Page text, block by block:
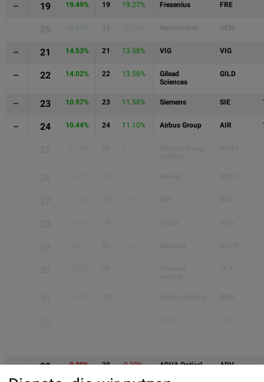
↔ 19 19.49% 19 19.27% Fresenius FRE
↔ 21 14.53% 21 13.58% VIG VIG
↔ 22 14.02% 22 13.58%
Gilead
Sciences
GILD
↔ 23 10.97% 23 11.58% Siemens SIE
↔ 24 10.44% 24 11.10% Airbus Group AIR
↔ 39 -0.20% 39 -0.30%
ADVA Optical
ADV